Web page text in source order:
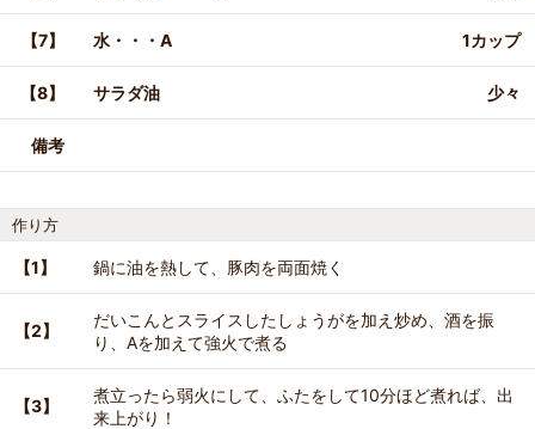
【7】 水・・・A 1カップ
【8】 サラダ油 少々
備考
作り方
【1】 鍋に油を熱して、豚肉を両面焼く
【2】
だいこんとスライスしたしょうがを加え炒め、酒を振
り、Aを加えて強火で煮る
【3】
煮立ったら弱火にして、ふたをして10分ほど煮れば、出
来上がり！